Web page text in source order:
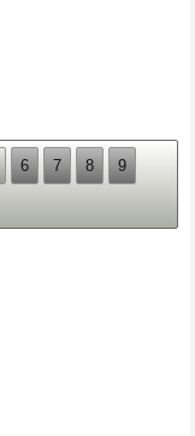
6 7 8 9